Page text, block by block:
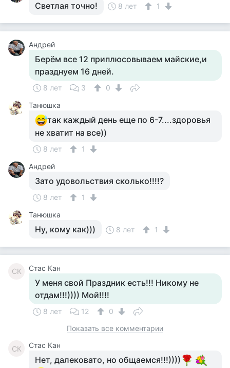
Светлая точно! 8 лет 1
Андрей
Берём все 12 приплюсовываем майские,и
празднуем 16 дней.
8 лет 3
0
Танюшка
так каждый день еще по 6-7....здоровья
не хватит на все))
8 лет
1
Андрей
Зато удовольствия сколько!!!!?
8 лет
1
Танюшка
Ну, кому как))) 8 лет 1
СК Стас Кан
У меня свой Праздник есть!!! Никому не
отдам!!!)))) Мой!!!!
8 лет 12
0
Показать все комментарии
СК Стас Кан
Нет, далековато, но общаемся!!!))))